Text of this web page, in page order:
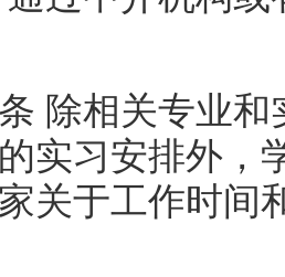
相关专业和
实习安排外，
关于工作时间